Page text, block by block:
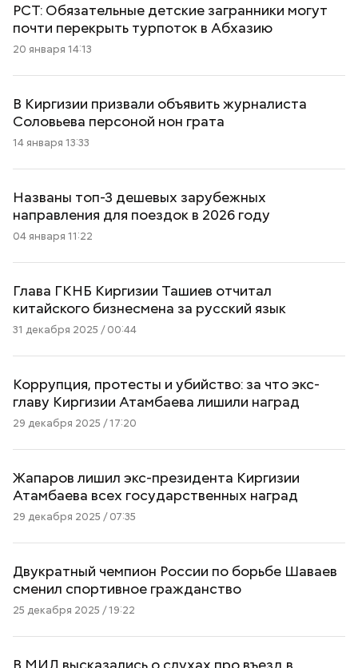
РСТ: Обязательные детские загранники могут
почти перекрыть турпоток в Абхазию
20 января 14:13
В Киргизии призвали объявить журналиста
Соловьева персоной нон грата
14 января 13:33
Названы топ-3 дешевых зарубежных
направления для поездок в 2026 году
04 января 11:22
Глава ГКНБ Киргизии Ташиев отчитал
китайского бизнесмена за русский язык
31 декабря 2025 / 00:44
Коррупция, протесты и убийство: за что экс-
главу Киргизии Атамбаева лишили наград
29 декабря 2025 / 17:20
Жапаров лишил экс-президента Киргизии
Атамбаева всех государственных наград
29 декабря 2025 / 07:35
Двукратный чемпион России по борьбе Шаваев
сменил спортивное гражданство
25 декабря 2025 / 19:22